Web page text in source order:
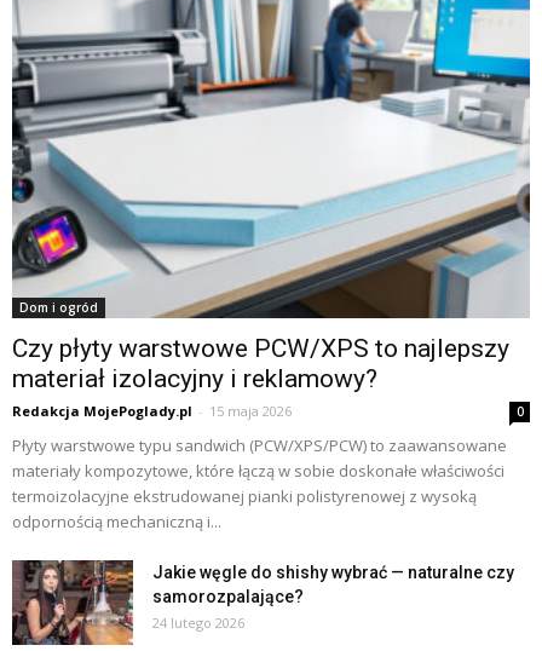
Dom i ogród
Czy płyty warstwowe PCW/XPS to najlepszy
materiał izolacyjny i reklamowy?
Redakcja MojePoglady.pl - 15 maja 2026 0
Płyty warstwowe typu sandwich (PCW/XPS/PCW) to zaawansowane
materiały kompozytowe, które łączą w sobie doskonałe właściwości
termoizolacyjne ekstrudowanej pianki polistyrenowej z wysoką
odpornością mechaniczną i...
Jakie węgle do shishy wybrać — naturalne czy
samorozpalające?
24 lutego 2026